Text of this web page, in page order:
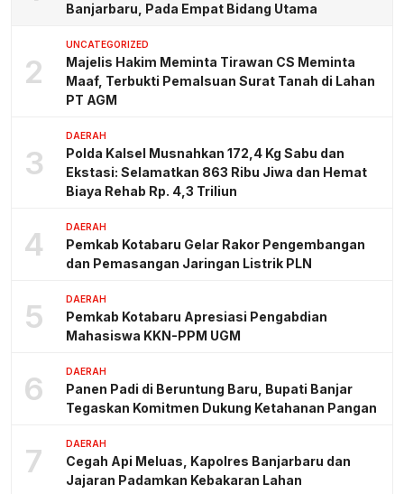
Banjarbaru, Pada Empat Bidang Utama
2
UNCATEGORIZED
Majelis Hakim Meminta Tirawan CS Meminta
Maaf, Terbukti Pemalsuan Surat Tanah di Lahan
PT AGM
3
DAERAH
Polda Kalsel Musnahkan 172,4 Kg Sabu dan
Ekstasi: Selamatkan 863 Ribu Jiwa dan Hemat
Biaya Rehab Rp. 4,3 Triliun
4 DAERAH
Pemkab Kotabaru Gelar Rakor Pengembangan
dan Pemasangan Jaringan Listrik PLN
5 DAERAH
Pemkab Kotabaru Apresiasi Pengabdian
Mahasiswa KKN-PPM UGM
6 DAERAH
Panen Padi di Beruntung Baru, Bupati Banjar
Tegaskan Komitmen Dukung Ketahanan Pangan
7 DAERAH
Cegah Api Meluas, Kapolres Banjarbaru dan
Jajaran Padamkan Kebakaran Lahan